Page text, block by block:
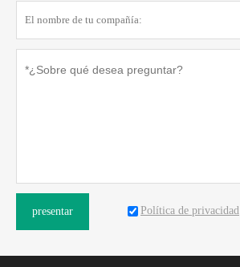
presentar Política de privacidad